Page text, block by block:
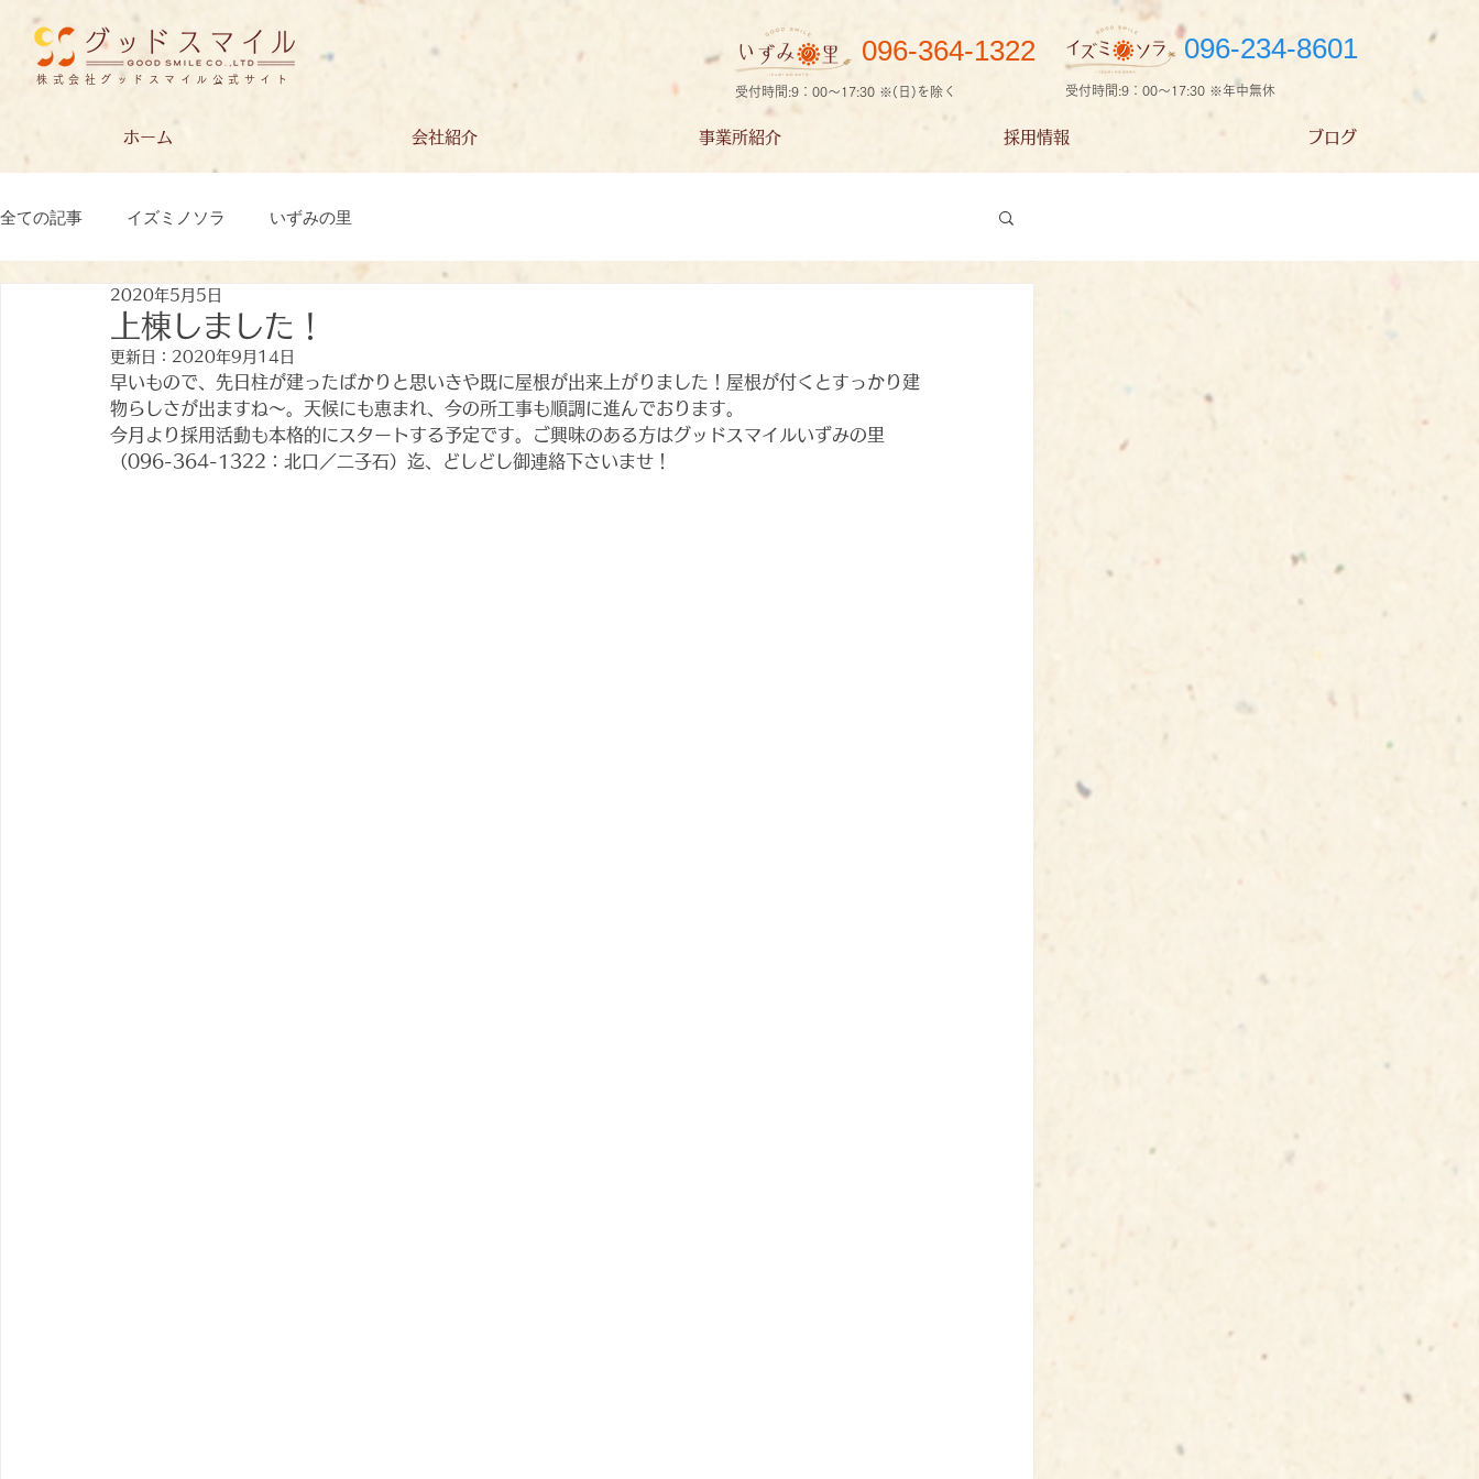
株式会社グッドスマイル公式サイト
096-364-1322
受付時間:9：00～17:30 ※(日)を除く
096-234-8601
受付時間:9：00～17:30 ※年中無休
ホーム 会社紹介 事業所紹介 採用情報 ブログ
全ての記事 イズミノソラ いずみの里
上棟しました！
2020年5月5日
更新日： 2020年9月14日
早いもので、先日柱が建ったばかりと思いきや既に屋根が出来上がりました！屋根が付くとすっかり建
物らしさが出ますね～。天候にも恵まれ、今の所工事も順調に進んでおります。
今月より採用活動も本格的にスタートする予定です。ご興味のある方はグッドスマイルいずみの里
（096-364-1322：北口／二子石）迄、どしどし御連絡下さいませ！